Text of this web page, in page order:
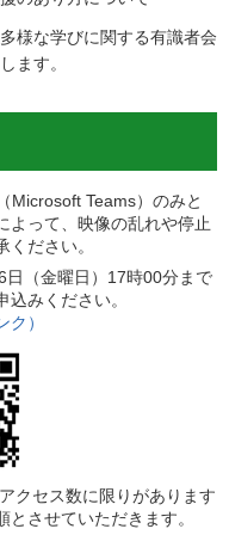
様な学びに関する有識者会
ます。
Microsoft Teams）のみと
よって、映像の乱れや停止
ださい。
日（金曜日）17時00分まで
みください。
）
クセス数に限りがあります
させていただきます。